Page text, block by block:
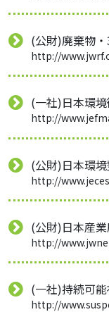
(公財)廃棄物
http://
(一社)日本環
http://
(公財)日本環
http://
(公財)日本産
http://
(一社)持続可
http://